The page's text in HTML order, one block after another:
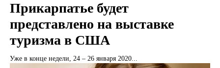
Прикарпатье будет
представлено на выставке
туризма в США
Уже в конце недели, 24 – 26 января 2020...